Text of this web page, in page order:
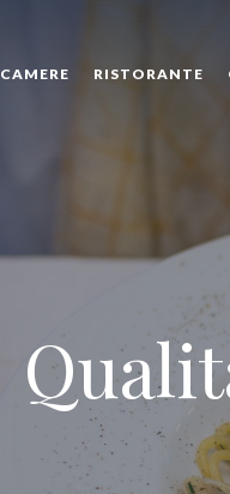
CAMERE RISTORANTE